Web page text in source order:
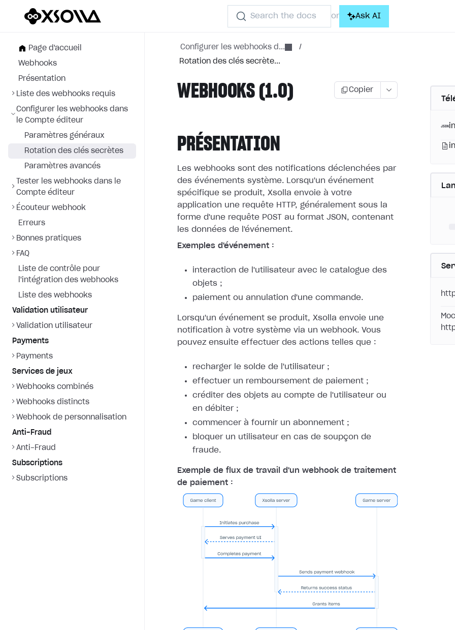
Search the docs or Ask AI
Page d'accueil
Webhooks
Présentation
Liste des webhooks requis
Configurer les webhooks dans
le Compte éditeur
Paramètres généraux
Rotation des clés secrètes
Paramètres avancés
Tester les webhooks dans le
Compte éditeur
Écouteur webhook
Erreurs
Bonnes pratiques
FAQ
Liste de contrôle pour
l'intégration des webhooks
Liste des webhooks
Validation utilisateur
Validation utilisateur
Payments
Payments
Services de jeux
Webhooks combinés
Webhooks distincts
Webhook de personnalisation
Anti-Fraud
Anti-Fraud
Subscriptions
Subscriptions
Configurer les webhooks d...
/
Rotation des clés secrète...
WEBHOOKS (1.0) Copier
PRÉSENTATION
Les webhooks sont des notifications déclenchées par
des événements système. Lorsqu'un événement
spécifique se produit, Xsolla envoie à votre
application une requête HTTP, généralement sous la
forme d'une requête POST au format JSON, contenant
les données de l'événement.
Exemples d'événement :
interaction de l'utilisateur avec le catalogue des
objets ;
paiement ou annulation d'une commande.
Lorsqu'un événement se produit, Xsolla envoie une
notification à votre système via un webhook. Vous
pouvez ensuite effectuer des actions telles que :
recharger le solde de l'utilisateur ;
effectuer un remboursement de paiement ;
créditer des objets au compte de l'utilisateur ou
en débiter ;
commencer à fournir un abonnement ;
bloquer un utilisateur en cas de soupçon de
fraude.
Exemple de flux de travail d'un webhook de traitement
de paiement :